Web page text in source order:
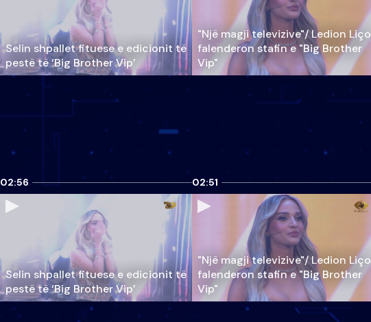
Selin shpallet fituese e edicionit të
pestë të ‘Big Brother Vip’
"Një magji televizive"/ Ledion Liço
falenderon stafin e "Big Brother
Vip"
02:56
Selin shpallet fituese e edicionit të
pestë të ‘Big Brother Vip’
02:51
"Një magji televizive"/ Ledion Liço
falenderon stafin e "Big Brother
Vip"